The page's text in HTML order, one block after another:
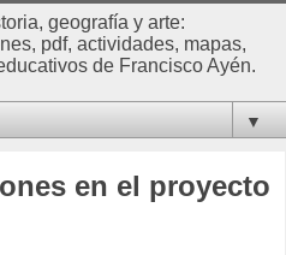
geografía y arte:
pdf, actividades, mapas,
de Francisco Ayén.
▼
en el proyecto